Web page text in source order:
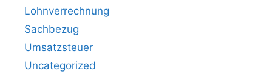
Lohnverrechnung
Sachbezug
Umsatzsteuer
Uncategorized